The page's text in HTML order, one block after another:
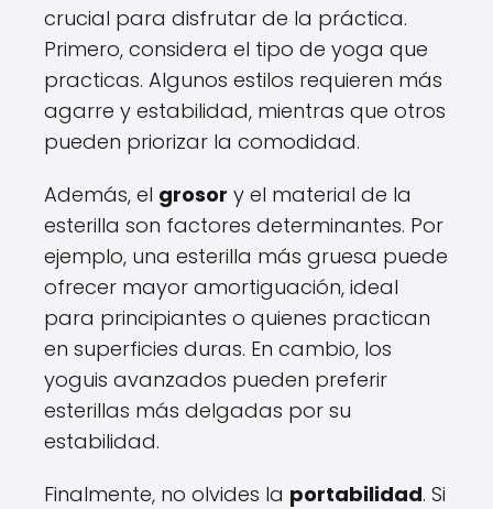
crucial para disfrutar de la práctica.
Primero, considera el tipo de yoga que
practicas. Algunos estilos requieren más
agarre y estabilidad, mientras que otros
pueden priorizar la comodidad.
Además, el grosor y el material de la
esterilla son factores determinantes. Por
ejemplo, una esterilla más gruesa puede
ofrecer mayor amortiguación, ideal
para principiantes o quienes practican
en superficies duras. En cambio, los
yoguis avanzados pueden preferir
esterillas más delgadas por su
estabilidad.
Finalmente, no olvides la portabilidad. Si